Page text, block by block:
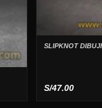
SLIPKNOT
S/47.00